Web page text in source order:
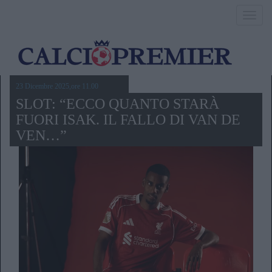
23 Dicembre 2025,ore 11.00
SLOT: “ECCO QUANTO STARÀ
FUORI ISAK. IL FALLO DI VAN DE
VEN…”